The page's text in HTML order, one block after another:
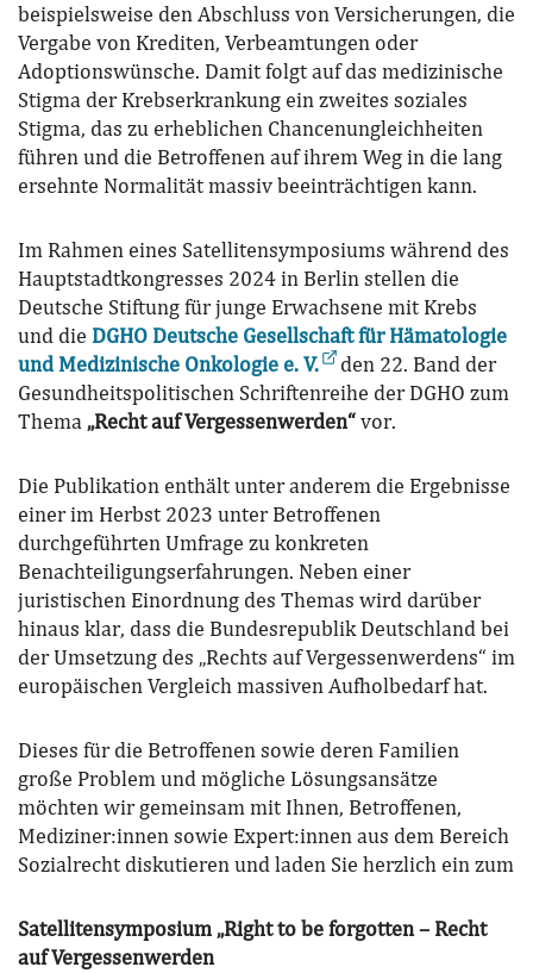
beispielsweise den Abschluss von Versicherungen, die
Vergabe von Krediten, Verbeamtungen oder
Adoptionswünsche. Damit folgt auf das medizinische
Stigma der Krebserkrankung ein zweites soziales
Stigma, das zu erheblichen Chancenungleichheiten
führen und die Betroffenen auf ihrem Weg in die lang
ersehnte Normalität massiv beeinträchtigen kann.
Im Rahmen eines Satellitensymposiums während des
Hauptstadtkongresses 2024 in Berlin stellen die
Deutsche Stiftung für junge Erwachsene mit Krebs
und die DGHO Deutsche Gesellschaft für Hämatologie
und Medizinische Onkologie e. V.
den 22. Band der
Gesundheitspolitischen Schriftenreihe der DGHO zum
Thema „Recht auf Vergessenwerden“ vor.
Die Publikation enthält unter anderem die Ergebnisse
einer im Herbst 2023 unter Betroffenen
durchgeführten Umfrage zu konkreten
Benachteiligungserfahrungen. Neben einer
juristischen Einordnung des Themas wird darüber
hinaus klar, dass die Bundesrepublik Deutschland bei
der Umsetzung des „Rechts auf Vergessenwerdens“ im
europäischen Vergleich massiven Aufholbedarf hat.
Dieses für die Betroffenen sowie deren Familien
große Problem und mögliche Lösungsansätze
möchten wir gemeinsam mit Ihnen, Betroffenen,
Mediziner:innen sowie Expert:innen aus dem Bereich
Sozialrecht diskutieren und laden Sie herzlich ein zum
Satellitensymposium „Right to be forgotten – Recht
auf Vergessenwerden